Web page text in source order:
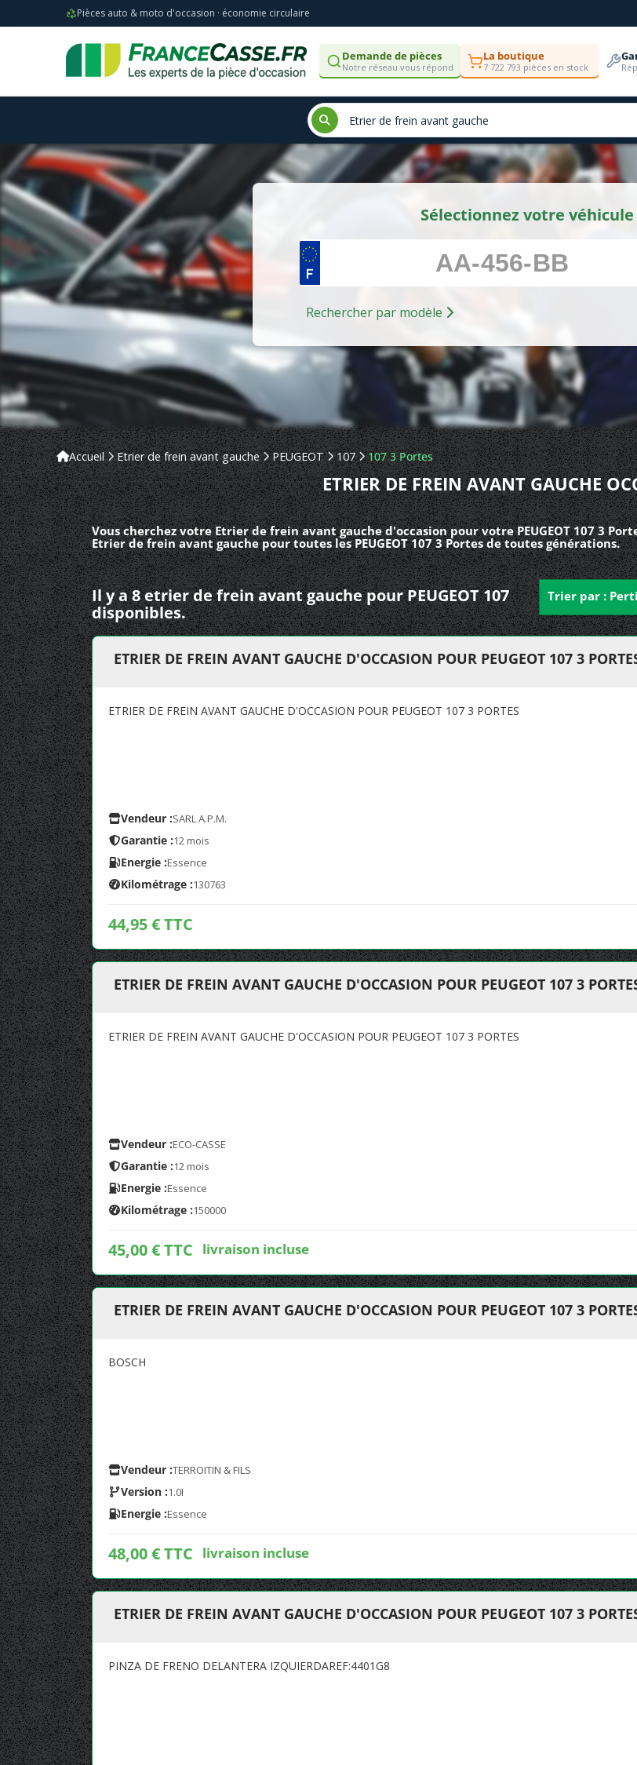
Pièces auto & moto d'occasion · économie circulaire
Demande de pièces
Notre réseau vous répond
La boutique
7 722 793 pièces en stock
Sélectionnez votre véhicule
Rechercher par modèle
Accueil Etrier de frein avant gauche PEUGEOT 107 107 3 Portes
ETRIER DE FREIN AVANT GAUCHE
Vous cherchez votre Etrier de frein avant gauche d'occasion pour votre PEUGEOT 107 3
Etrier de frein avant gauche pour toutes les PEUGEOT 107 3 Portes de toutes générations.
Il y a 8 etrier de frein avant gauche pour PEUGEOT 107
disponibles.
Trier par :
ETRIER DE FREIN AVANT GAUCHE D'OCCASION POUR PEUGEOT 107 3
ETRIER DE FREIN AVANT GAUCHE D'OCCASION POUR PEUGEOT 107 3 PORTES
Vendeur :SARL A.P.M.
Garantie :12 mois
Energie :Essence
Kilométrage :130763
44,95 € TTC
ETRIER DE FREIN AVANT GAUCHE D'OCCASION POUR PEUGEOT 107 3
ETRIER DE FREIN AVANT GAUCHE D'OCCASION POUR PEUGEOT 107 3 PORTES
Vendeur :ECO-CASSE
Garantie :12 mois
Energie :Essence
Kilométrage :150000
45,00 € TTC livraison incluse
ETRIER DE FREIN AVANT GAUCHE D'OCCASION POUR PEUGEOT 107 3
BOSCH
Vendeur :TERROITIN & FILS
Version :1.0I
Energie :Essence
48,00 € TTC livraison incluse
ETRIER DE FREIN AVANT GAUCHE D'OCCASION POUR PEUGEOT 107 3
PINZA DE FRENO DELANTERA IZQUIERDAREF:4401G8